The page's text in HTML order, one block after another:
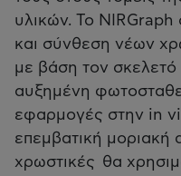
υλικών. Το NIRGraph
και σύνθεση νέων
με βάση τον σκελετό
αυξημένη
εφαρμογές στην in
επεμβατική μοριακή
χρωστικές θα